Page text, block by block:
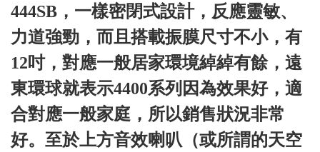
444SB ，一樣密閉式設計，反應靈敏、
力道強勁，而且搭載振膜尺寸不小，有
12吋，對應一般居家環境綽綽有餘，遠
東環球就表示4400系列因為效果好，適
合對應一般家庭，所以銷售狀況非常
好。至於上方音效喇叭（或所謂的天空